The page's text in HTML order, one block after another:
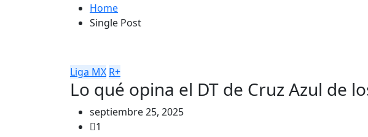
Home
Single Post
Liga MX R+
Lo qué opina el DT de Cruz Azul de
septiembre 25, 2025
1